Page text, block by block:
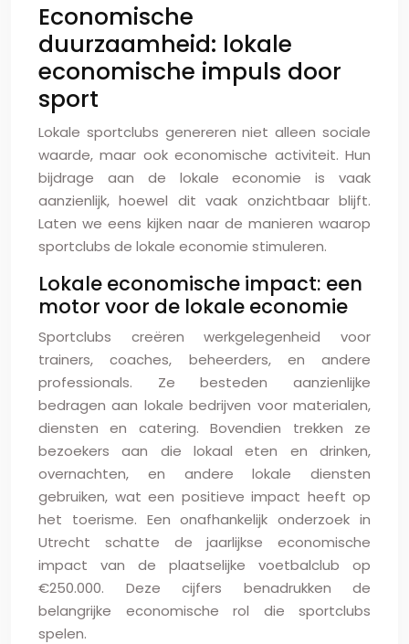
Economische
duurzaamheid: lokale
economische impuls door
sport
Lokale sportclubs genereren niet alleen sociale
waarde, maar ook economische activiteit. Hun
bijdrage aan de lokale economie is vaak
aanzienlijk, hoewel dit vaak onzichtbaar blijft.
Laten we eens kijken naar de manieren waarop
sportclubs de lokale economie stimuleren.
Lokale economische impact: een
motor voor de lokale economie
Sportclubs creëren werkgelegenheid voor
trainers, coaches, beheerders, en andere
professionals. Ze besteden aanzienlijke
bedragen aan lokale bedrijven voor materialen,
diensten en catering. Bovendien trekken ze
bezoekers aan die lokaal eten en drinken,
overnachten, en andere lokale diensten
gebruiken, wat een positieve impact heeft op
het toerisme. Een onafhankelijk onderzoek in
Utrecht schatte de jaarlijkse economische
impact van de plaatselijke voetbalclub op
€250.000. Deze cijfers benadrukken de
belangrijke economische rol die sportclubs
spelen.